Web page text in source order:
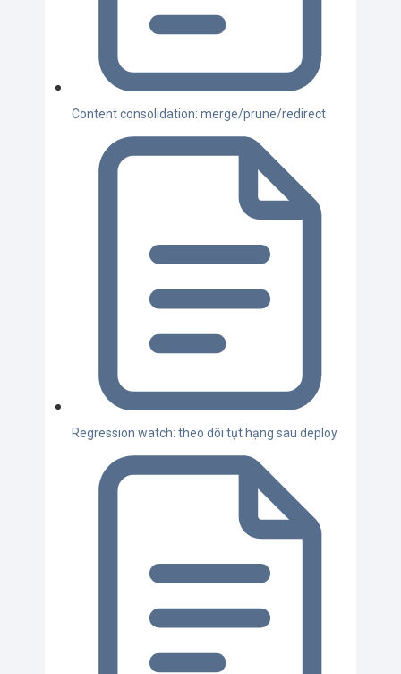
Content consolidation: merge/prune/redirect
Regression watch: theo dõi tụt hạng sau deploy